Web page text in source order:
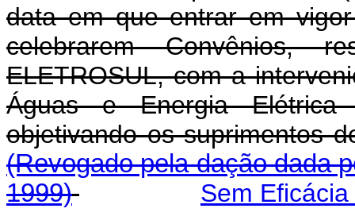
data em que entrar em
celebrarem Convênios,
ELETROSUL, com a
Águas e Energia
objetivando os
(Revogado pela dação dada
1999)
Sem